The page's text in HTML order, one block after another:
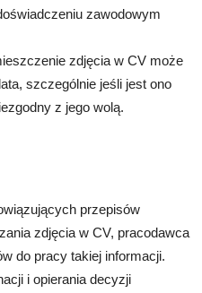
zawodowym
zdjęcia w CV może
szczególnie jeśli jest ono
z jego wolą.
przepisów
zdjęcia w CV, pracodawca
do pracy takiej informacji.
i opierania decyzji